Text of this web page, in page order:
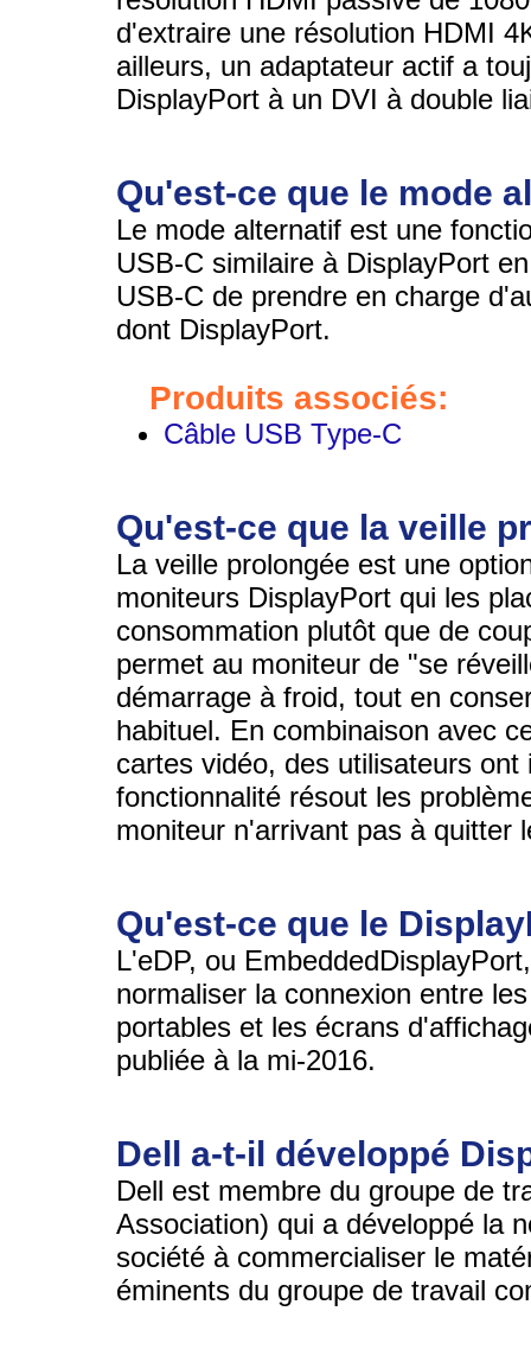
d'extraire une résolution HDMI
ailleurs, un adaptateur actif a
DisplayPort à un DVI à double
Qu'est-ce que le mode
Le mode alternatif est une
USB-C similaire à DisplayPort
USB-C de prendre en charge
dont DisplayPort.
Produits associés:
Câble USB Type-C
Qu'est-ce que la veille
La veille prolongée est une
moniteurs DisplayPort qui les
consommation plutôt que de
permet au moniteur de "se
démarrage à froid, tout en
habituel. En combinaison avec
cartes vidéo, des utilisateurs
fonctionnalité résout les
moniteur n'arrivant pas à quitter
Qu'est-ce que le
L'eDP, ou
normaliser la connexion entre
portables et les écrans
publiée à la mi-2016.
Dell a-t-il développé
Dell est membre du groupe de
Association) qui a développé la
société à commercialiser le
éminents du groupe de travail